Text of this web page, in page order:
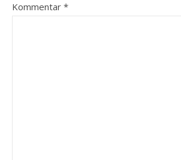
Kommentar *